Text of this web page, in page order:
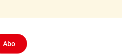
Abo